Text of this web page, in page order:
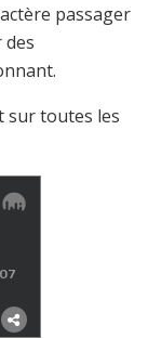
passager
sur toutes les